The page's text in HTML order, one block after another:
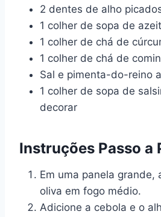
2 dentes de alho
1 colher de sopa de
1 colher de chá de
1 colher de chá de
Sal e pimenta-do-reino
1 colher de sopa de
decorar
Instruções Passo a
Em uma panela grande,
oliva em fogo médio.
Adicione a cebola e o